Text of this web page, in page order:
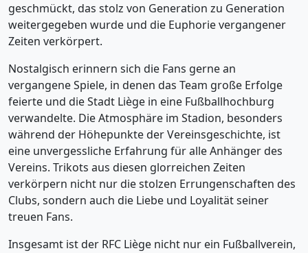
geschmückt, das stolz von Generation zu Generation
weitergegeben wurde und die Euphorie vergangener
Zeiten verkörpert.
Nostalgisch erinnern sich die Fans gerne an
vergangene Spiele, in denen das Team große Erfolge
feierte und die Stadt Liège in eine Fußballhochburg
verwandelte. Die Atmosphäre im Stadion, besonders
während der Höhepunkte der Vereinsgeschichte, ist
eine unvergessliche Erfahrung für alle Anhänger des
Vereins. Trikots aus diesen glorreichen Zeiten
verkörpern nicht nur die stolzen Errungenschaften des
Clubs, sondern auch die Liebe und Loyalität seiner
treuen Fans.
Insgesamt ist der RFC Liège nicht nur ein Fußballverein,